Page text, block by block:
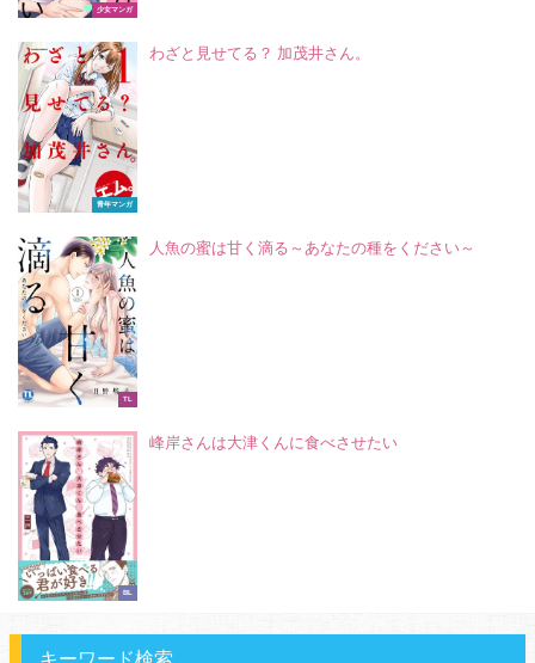
少女マンガ
青年マンガ
わざと見せてる？ 加茂井さん。
TL
人魚の蜜は甘く滴る～あなたの種をください～
BL
峰岸さんは大津くんに食べさせたい
キーワード検索